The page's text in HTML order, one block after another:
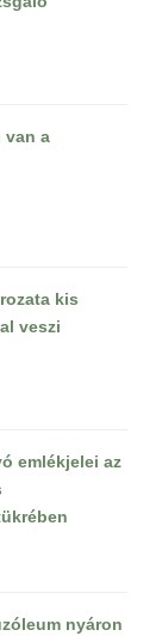
van a
kis
veszi
emlékjelei az
nyáron